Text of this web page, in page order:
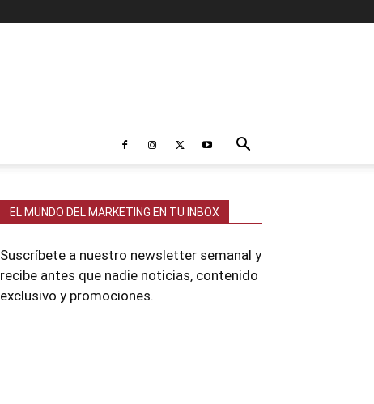
EL MUNDO DEL MARKETING EN TU INBOX
Suscríbete a nuestro newsletter semanal y
recibe antes que nadie noticias, contenido
exclusivo y promociones.